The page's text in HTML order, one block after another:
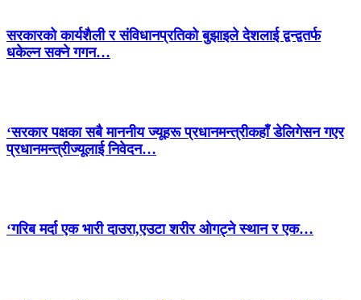
सरकारको कार्यशैली र संविधानप्रतिको बुझाइले देशलाई द्वन्द्वतर्फ
धकेल्न सक्ने गगन…
‘सरकार पक्षका सबै माननीय ज्यूहरू प्रधानमन्त्रीकहाँ डेलिगेसन गएर
प्रधानमन्त्रीज्यूलाई निवेदन…
‘गरिब मर्दा एक भारी दाउरा,एउटा शरीर ओगट्ने स्थान र एक…